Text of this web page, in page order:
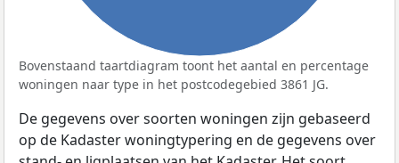
Bovenstaand taartdiagram toont het aantal en percentage
woningen naar type in het postcodegebied 3861 JG.
De gegevens over soorten woningen zijn gebaseerd
op de Kadaster woningtypering en de gegevens over